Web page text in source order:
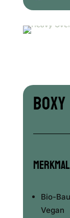
Bio-
Vegan